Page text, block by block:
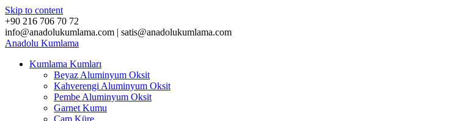
Skip to content
+90 216 706 70 72
info@anadolukumlama.com | satis@anadolukumlama.com
Anadolu Kumlama
Kumlama Kumları
Beyaz Aluminyum Oksit
Kahverengi Aluminyum Oksit
Pembe Aluminyum Oksit
Garnet Kumu
Cam Küre